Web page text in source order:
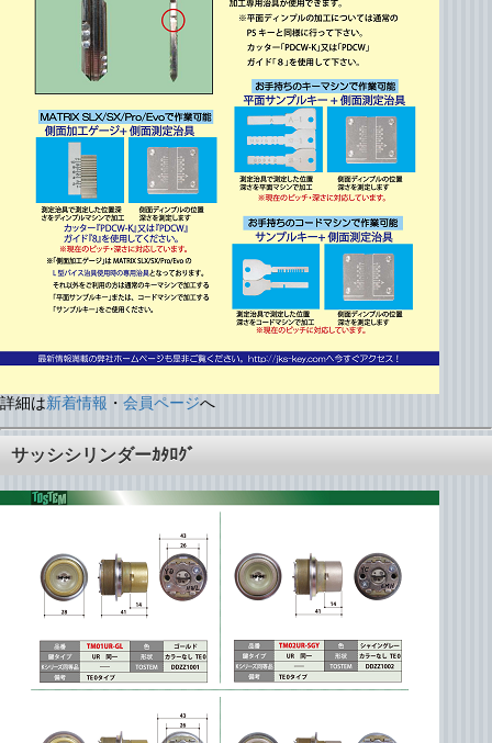
詳細は新着情報 ・ 会員ページへ
サッシシリンダーｶﾀﾛｸﾞ